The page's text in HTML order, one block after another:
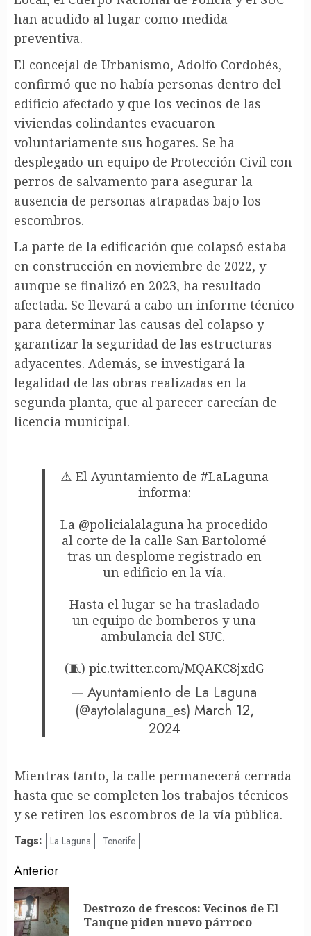
han acudido al lugar como medida
preventiva.
El concejal de Urbanismo, Adolfo Cordobés,
confirmó que no había personas dentro del
edificio afectado y que los vecinos de las
viviendas colindantes evacuaron
voluntariamente sus hogares. Se ha
desplegado un equipo de Protección Civil con
perros de salvamento para asegurar la
ausencia de personas atrapadas bajo los
escombros.
La parte de la edificación que colapsó estaba
en construcción en noviembre de 2022, y
aunque se finalizó en 2023, ha resultado
afectada. Se llevará a cabo un informe técnico
para determinar las causas del colapso y
garantizar la seguridad de las estructuras
adyacentes. Además, se investigará la
legalidad de las obras realizadas en la
segunda planta, que al parecer carecían de
licencia municipal.
⚠️ El Ayuntamiento de #LaLaguna
informa:
La @policialalaguna ha procedido
al corte de la calle San Bartolomé
tras un desplome registrado en
un edificio en la vía.
Hasta el lugar se ha trasladado
un equipo de bomberos y una
ambulancia del SUC.
(🧵) pic.twitter.com/MQAKC8jxdG
— Ayuntamiento de La Laguna
(@aytolalaguna_es) March 12,
2024
Mientras tanto, la calle permanecerá cerrada
hasta que se completen los trabajos técnicos
y se retiren los escombros de la vía pública.
Tags: La Laguna Tenerife
Post
navigation
Anterior
Destrozo de frescos: Vecinos de El
Tanque piden nuevo párroco